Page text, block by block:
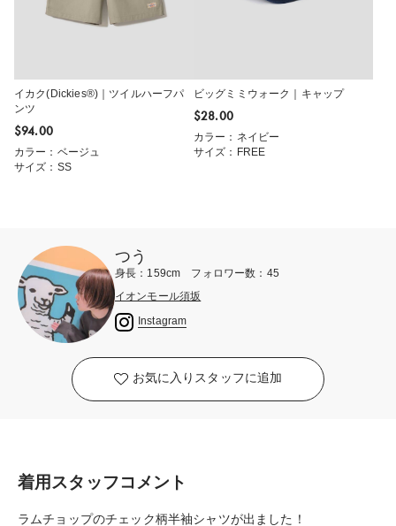
イカク(Dickies®)｜ツイルハーフパ
ンツ
$‌94.00
カラー：ベージュ
サイズ：SS
ビッグミミウォーク｜キャップ
$‌28.00
カラー：ネイビー
サイズ：FREE
つう
身長：159cm フォロワー数：45
イオンモール須坂
Instagram
お気に入りスタッフに追加
着用スタッフコメント
ラムチョップのチェック柄半袖シャツが出ました！